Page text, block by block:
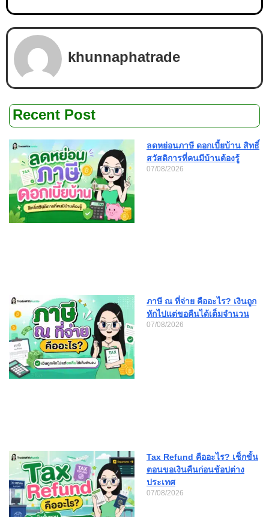
khunnaphatrade
Recent Post
ลดหย่อนภาษี ดอกเบี้ยบ้าน สิทธิ์
สวัสดิการที่คนมีบ้านต้องรู้
07/08/2026
ภาษี ณ ที่จ่าย คืออะไร? เงินถูก
หักไปแต่ขอคืนได้เต็มจำนวน
07/08/2026
Tax Refund คืออะไร? เช็กขั้น
ตอนขอเงินคืนก่อนช้อปต่าง
ประเทศ
07/08/2026